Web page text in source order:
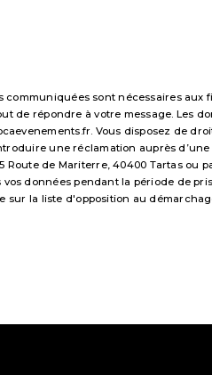
communiquées sont nécessaires
de répondre à votre message. Les
Vous disposez de
une réclamation auprès
Route de Mariterre, 40400 Tartas
vos données pendant la période de
sur la liste d'opposition au